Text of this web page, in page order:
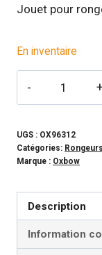
Jouet pour
En inventaire
-
Gâterie
fléole
des
prés
UGS : OX96312
Catégories:
Marque : Oxbow
Description
Information